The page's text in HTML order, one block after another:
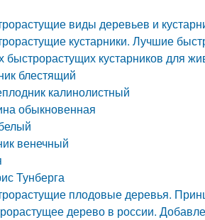
виды деревьев и
кустарники. Лучшие
быстрорастущих кустарников для
блестящий
калинолистный
обыкновенная
венечный
Тунберга
плодовые деревья.
дерево в россии.